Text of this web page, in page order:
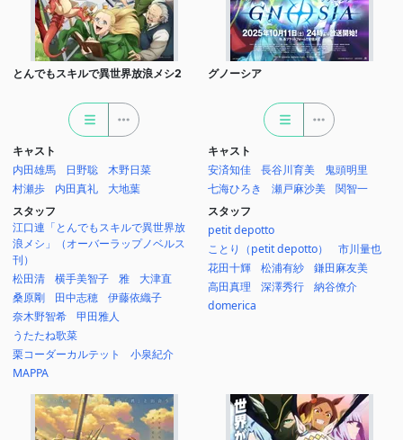
とんでもスキルで異世界放浪メシ2
キャスト
内田雄馬
日野聡
木野日菜
村瀬歩
内田真礼
大地葉
スタッフ
江口連「とんでもスキルで異世界放
浪メシ」（オーバーラップノベルス
刊）
松田清
横手美智子 雅
大津直
桑原剛
田中志穂
伊藤依織子
奈木野智希
甲田雅人
うたたね歌菜
栗コーダーカルテット
小泉紀介
MAPPA
グノーシア
キャスト
安済知佳
長谷川育美
鬼頭明里
七海ひろき
瀬戸麻沙美
関智一
スタッフ
petit depotto
ことり（petit depotto）
市川量也
花田十輝
松浦有紗
鎌田麻友美
高田真理
深澤秀行
納谷僚介
domerica